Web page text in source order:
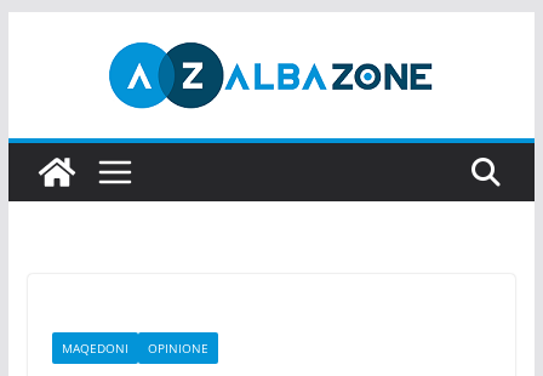
MAQEDONI OPINIONE